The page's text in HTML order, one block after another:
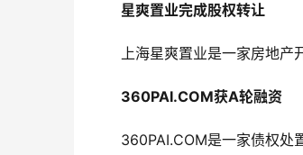
星爽置业完成股权转让
上海星爽置业是一家房地产
360PAI.COM获A轮融资
360PAI.COM是一家债权处